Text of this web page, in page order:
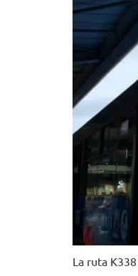
La ruta